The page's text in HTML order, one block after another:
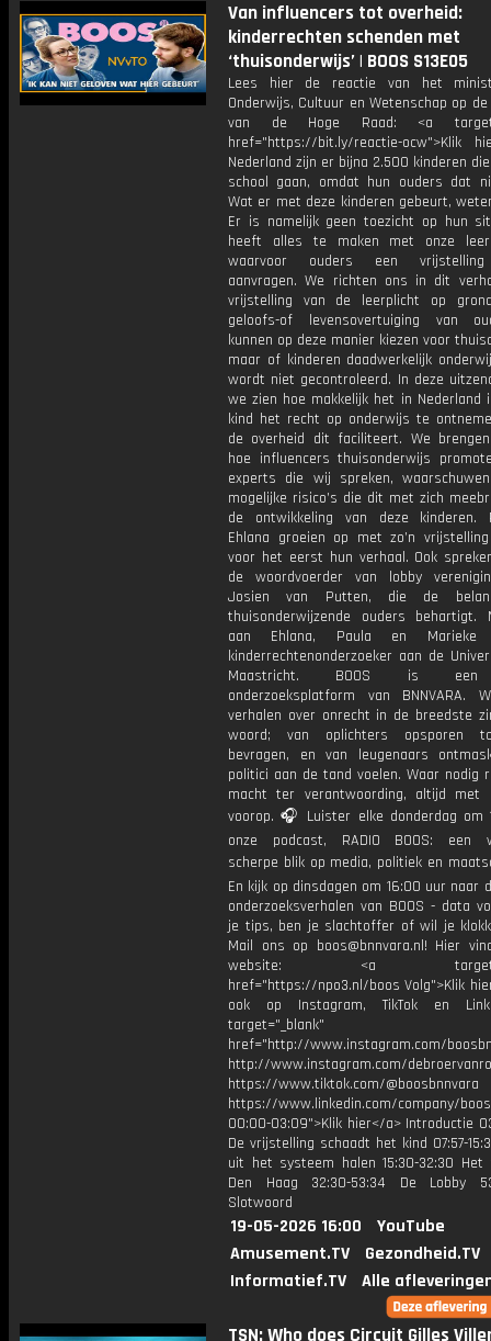
Van influencers tot overheid:
kinderrechten schenden met
‘thuisonderwijs’ | BOOS S13E05
Lees hier de reactie van het
Onderwijs, Cultuur en Wetenschap op
van de Hoge Raad: <a
href="https://bit.ly/reactie-ocw">Klik
Nederland zijn er bijna 2.500 kinderen
school gaan, omdat hun ouders dat
Wat er met deze kinderen gebeurt,
Er is namelijk geen toezicht op hun
heeft alles te maken met onze
waarvoor ouders een vrijstelling
aanvragen. We richten ons in dit
vrijstelling van de leerplicht op
geloofs-of levensovertuiging van
kunnen op deze manier kiezen voor
maar of kinderen daadwerkelijk
wordt niet gecontroleerd. In deze
we zien hoe makkelijk het in Nederland
kind het recht op onderwijs te
de overheid dit faciliteert. We
hoe influencers thuisonderwijs
experts die wij spreken,
mogelijke risico’s die dit met zich
de ontwikkeling van deze kinderen.
Ehlana groeien op met zo’n
voor het eerst hun verhaal. Ook
de woordvoerder van lobby
Josien van Putten, die de
thuisonderwijzende ouders behartigt.
aan Ehlana, Paula en Marieke
kinderrechtenonderzoeker aan de
Maastricht. BOOS is een
onderzoeksplatform van BNNVARA.
verhalen over onrecht in de breedste
woord; van oplichters opsporen
bevragen, en van leugenaars
politici aan de tand voelen. Waar nodig
macht ter verantwoording, altijd met
voorop. 🎧 Luister elke donderdag om
onze podcast, RADIO BOOS: een
scherpe blik op media, politiek en
En kijk op dinsdagen om 16:00 uur naar
onderzoeksverhalen van BOOS - data
je tips, ben je slachtoffer of wil je
Mail ons op boos@bnnvara.nl! Hier
website: <a
href="https://npo3.nl/boos Volg">Klik
ook op Instagram, TikTok en
target="_blank"
href="http://www.instagram.com/
http://www.instagram.com/
https://www.tiktok.com/@boosbnnvara
https://www.linkedin.com/company/
00:00-03:09">Klik hier</a> Introductie
De vrijstelling schaadt het kind 07:57-
uit het systeem halen 15:30-32:30 Het
Den Haag 32:30-53:34 De Lobby
Slotwoord
19-05-2026 16:00
YouTube
Amusement.TV
Gezondheid.TV
Informatief.TV
Alle
TSN: Who does Circuit Gilles